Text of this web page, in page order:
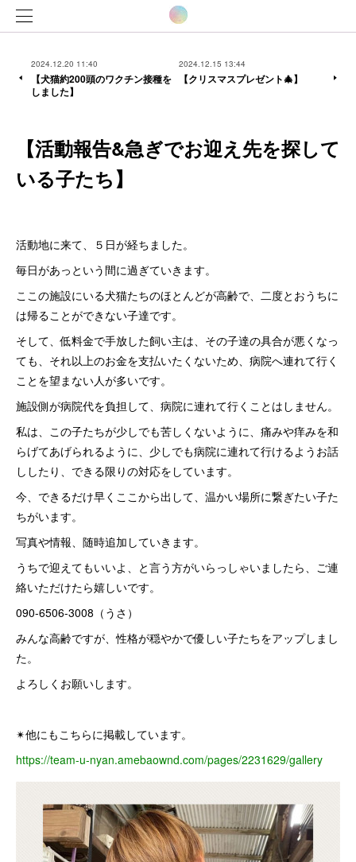
2024.12.20 11:40
【犬猫約200頭のワクチン接種を
しました】
2024.12.15 13:44
【クリスマスプレゼント🎄】
【活動報告&急ぎでお迎え先を探して
いる子たち】
活動地に来て、５日が経ちました。
毎日があっという間に過ぎていきます。
ここの施設にいる犬猫たちのほとんどが高齢で、二度とおうちに
は帰ることができない子達です。
そして、低料金で手放した飼い主は、その子達の具合が悪くなっ
ても、それ以上のお金を支払いたくないため、病院へ連れて行く
ことを望まない人が多いです。
施設側が病院代を負担して、病院に連れて行くことはしません。
私は、この子たちが少しでも苦しくないように、痛みや痒みを和
らげてあげられるように、少しでも病院に連れて行けるようお話
ししたり、できる限りの対応をしています。
今、できるだけ早くここから出して、温かい場所に繋ぎたい子た
ちがいます。
写真や情報、随時追加していきます。
うちで迎えてもいいよ、と言う方がいらっしゃいましたら、ご連
絡いただけたら嬉しいです。
090-6506-3008（うさ）
みんな高齢ですが、性格が穏やかで優しい子たちをアップしまし
た。
よろしくお願いします。
✴他にもこちらに掲載しています。
https://team-u-nyan.amebaownd.com/pages/2231629/gallery